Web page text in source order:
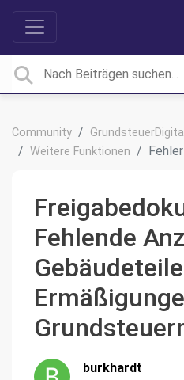
Community
Weitere Funktionen
Fehler
Fehlende
burkhardt